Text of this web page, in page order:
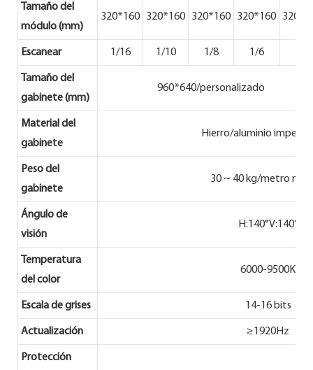
Tamaño del
módulo (mm)
320*160 320*160 320*160 320*160
Escanear 1/16 1/10 1/8 1/6
Tamaño del
gabinete (mm)
960*640/personalizado
Material del
gabinete
Hierro/aluminio
Peso del
gabinete
30 ~ 40 kg/metro
Ángulo de
visión
H:140°V:140°
Temperatura
del color
6000-9500K
Escala de grises 14-16 bits
Actualización ≥1920Hz
Protección